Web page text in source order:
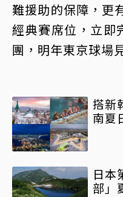
難援助的保障，更
經典賽席位，立即
團，明年東京球場
搭新
南夏
日本
部」